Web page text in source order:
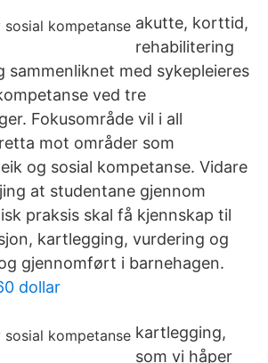
akutte, korttid,
rehabilitering
sammenliknet med sykepleieres
ved tre
Fokusområde vil i all
mot områder som
og sosial kompetanse. Vidare
at studentane gjennom
praksis skal få kjennskap til
kartlegging, vurdering og
gjennomført i barnehagen.
dollar
kartlegging,
som vi håper